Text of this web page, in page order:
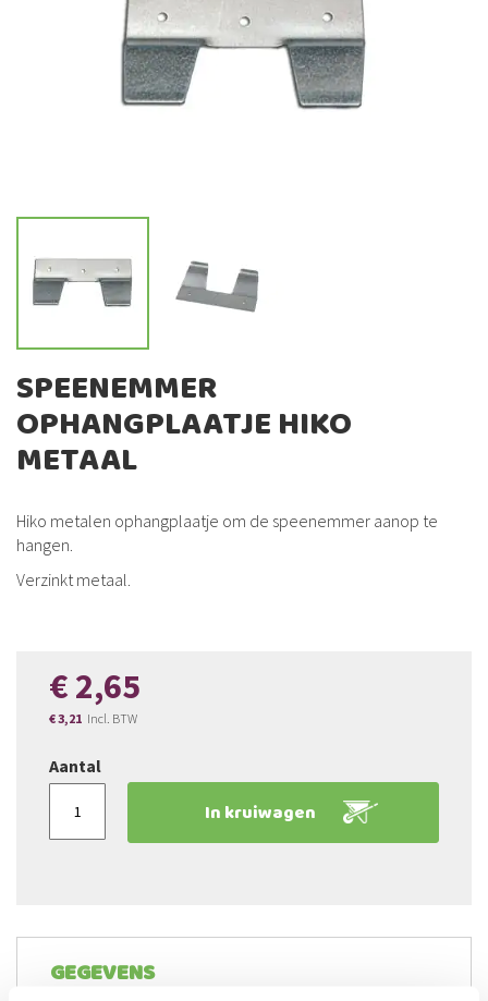
naar
het
begin
van
gallerij
SPEENEMMER
OPHANGPLAATJE HIKO
METAAL
Hiko metalen ophangplaatje om de speenemmer aanop te
hangen.
Verzinkt metaal.
€ 3,21
€ 2,65
Aantal
In kruiwagen
GEGEVENS